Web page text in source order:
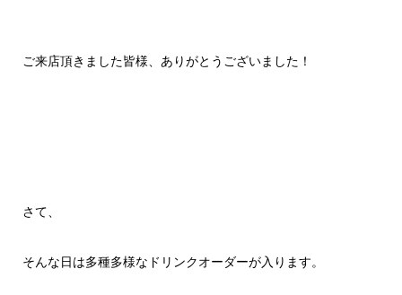
ご来店頂きました皆様、ありがとうございました！
さて、
そんな日は多種多様なドリンクオーダーが入ります。